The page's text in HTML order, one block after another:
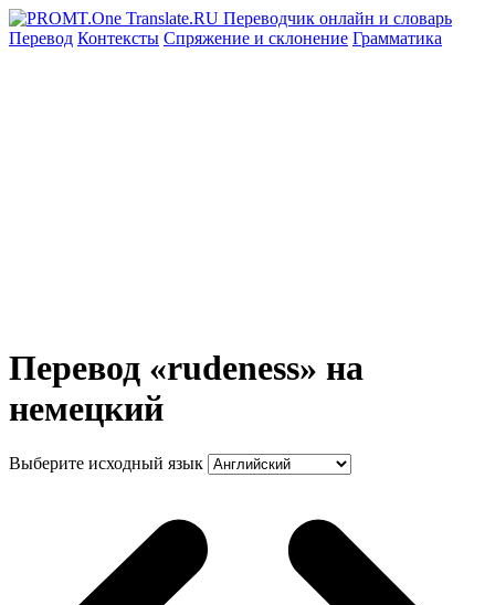
Перевод Контексты Спряжение и склонение Грамматика
Перевод «rudeness» на
немецкий
Выберите исходный язык